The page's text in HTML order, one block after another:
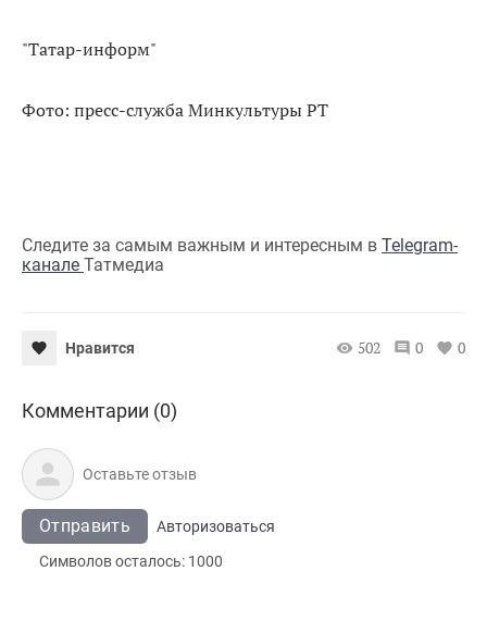
"Татар-информ"
Фото: пресс-служба Минкультуры РТ
Следите за самым важным и интересным в Telegram-
канале Татмедиа
Нравится 502 0 0
Комментарии (0)
Отправить
Авторизоваться
Символов осталось: 1000